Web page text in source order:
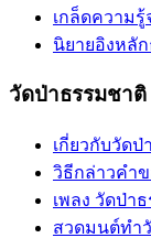
เกล็ดความรู้
นิยายอิงหลัก
วัดป่าธรรมชาติ
เกี่ยวกับวัด
วิธีกล่าวคำ
เพลง วัดป่า
สวดมนต์ทำ